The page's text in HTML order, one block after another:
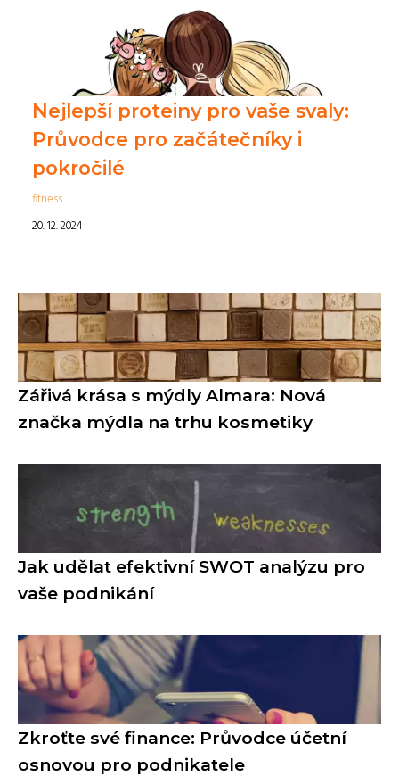
Nejlepší proteiny pro vaše svaly:
Průvodce pro začátečníky i
pokročilé
fitness
20. 12. 2024
Zářivá krása s mýdly Almara: Nová
značka mýdla na trhu kosmetiky
Jak udělat efektivní SWOT analýzu pro
vaše podnikání
Zkroťte své finance: Průvodce účetní
osnovou pro podnikatele